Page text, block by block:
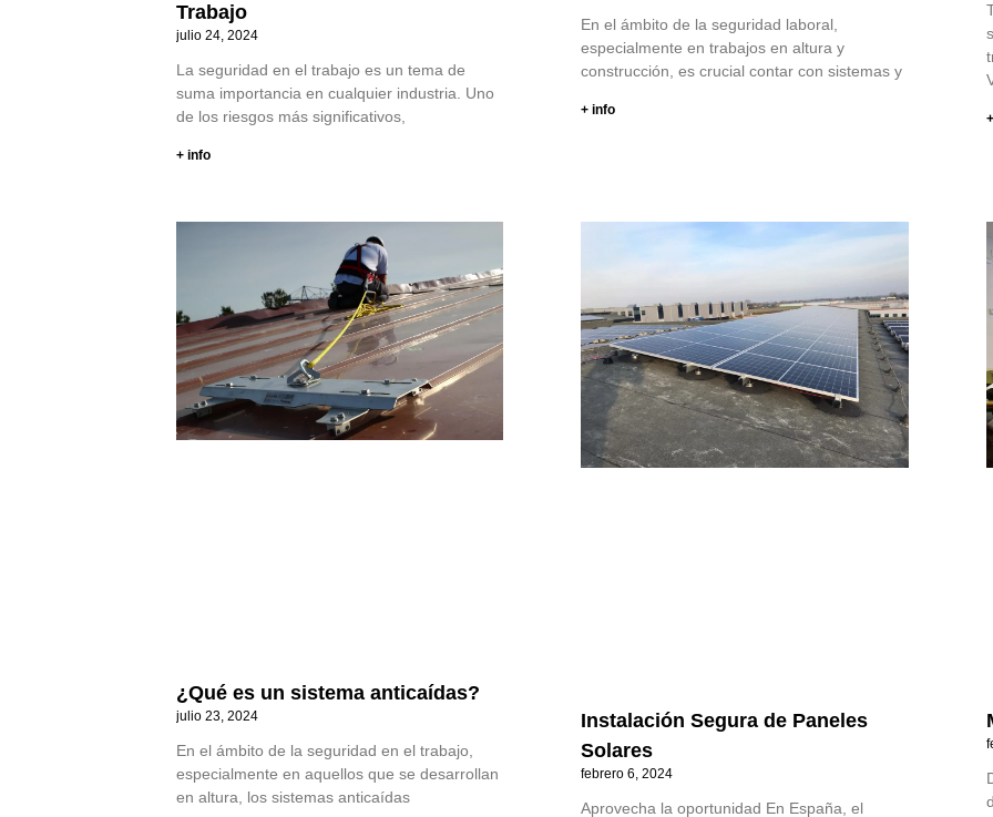
Trabajo
julio 24, 2024
La seguridad en el trabajo es un tema de
suma importancia en cualquier industria. Uno
de los riesgos más significativos,
+ info
En el ámbito de la seguridad laboral,
especialmente en trabajos en altura y
construcción, es crucial contar con sistemas y
+ info
¿Qué es un sistema anticaídas?
julio 23, 2024
En el ámbito de la seguridad en el trabajo,
especialmente en aquellos que se desarrollan
en altura, los sistemas anticaídas
Instalación Segura de Paneles
Solares
febrero 6, 2024
Aprovecha la oportunidad En España, el